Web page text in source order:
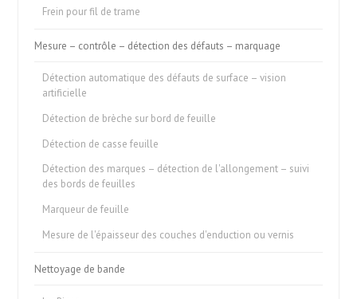
Frein pour fil de trame
Mesure – contrôle – détection des défauts – marquage
Détection automatique des défauts de surface – vision
artificielle
Détection de brèche sur bord de feuille
Détection de casse feuille
Détection des marques – détection de l'allongement – suivi
des bords de feuilles
Marqueur de feuille
Mesure de l'épaisseur des couches d'enduction ou vernis
Nettoyage de bande